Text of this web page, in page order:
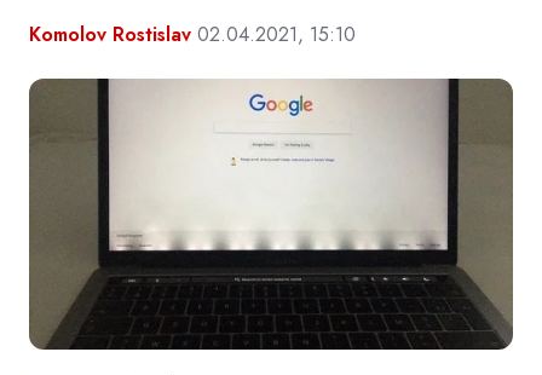
Komolov Rostislav 02.04.2021, 15:10